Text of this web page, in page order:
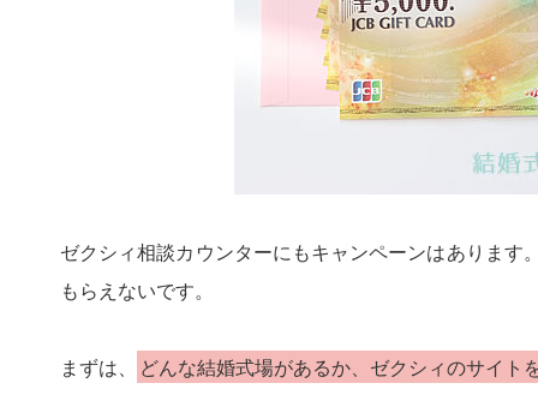
ゼクシィ相談カウンターにもキャンペーンはあります
もらえないです。
まずは、 どんな結婚式場があるか、ゼクシィのサイト